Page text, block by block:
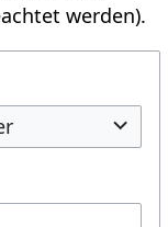
werden).